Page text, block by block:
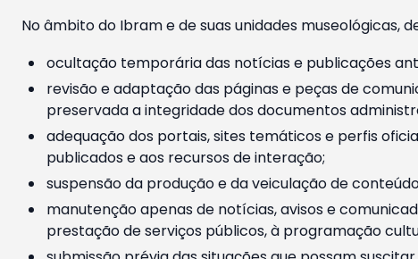
No âmbito do Ibram e de suas unidades museológicas,
ocultação temporária das notícias e publicações
revisão e adaptação das páginas e peças de
preservada a integridade dos documentos
adequação dos portais, sites temáticos e perfis
publicados e aos recursos de interação;
suspensão da produção e da veiculação de
manutenção apenas de notícias, avisos e
prestação de serviços públicos, à programação